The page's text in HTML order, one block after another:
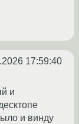
17:59:40
и
и винду